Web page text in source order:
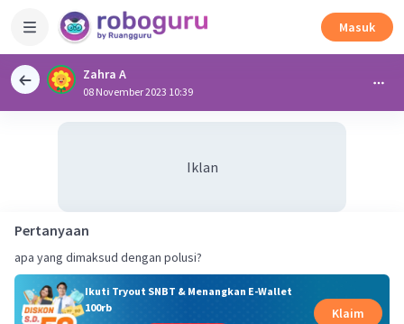
Masuk
Zahra A
08 November 2023 10:39
Iklan
Pertanyaan
apa yang dimaksud dengan polusi?
Ikuti Tryout SNBT & Menangkan E-Wallet
100rb
Klaim